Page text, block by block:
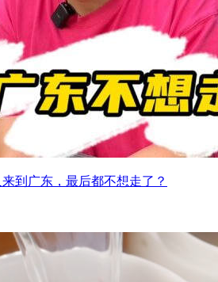
到广东，最后都不想走了？